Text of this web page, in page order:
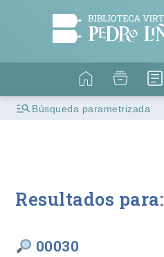
Búsqueda parametrizada
Resultados para:
00030